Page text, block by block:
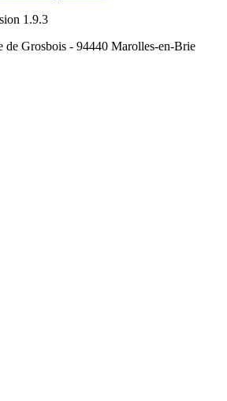
1.9.3
de Grosbois - 94440 Marolles-en-Brie